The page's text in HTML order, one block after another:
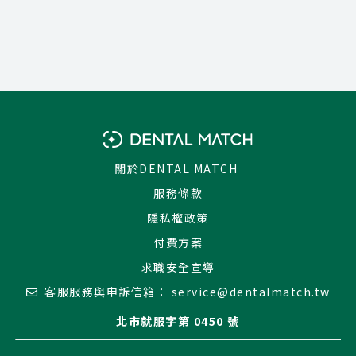
關於DENTAL MATCH
服務條款
隱私權政策
付費方案
求職安全宣導
客服服務與申訴信箱： service@dentalmatch.tw
北市就服字第 0450 號